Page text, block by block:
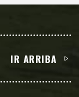
IR ARRIBA